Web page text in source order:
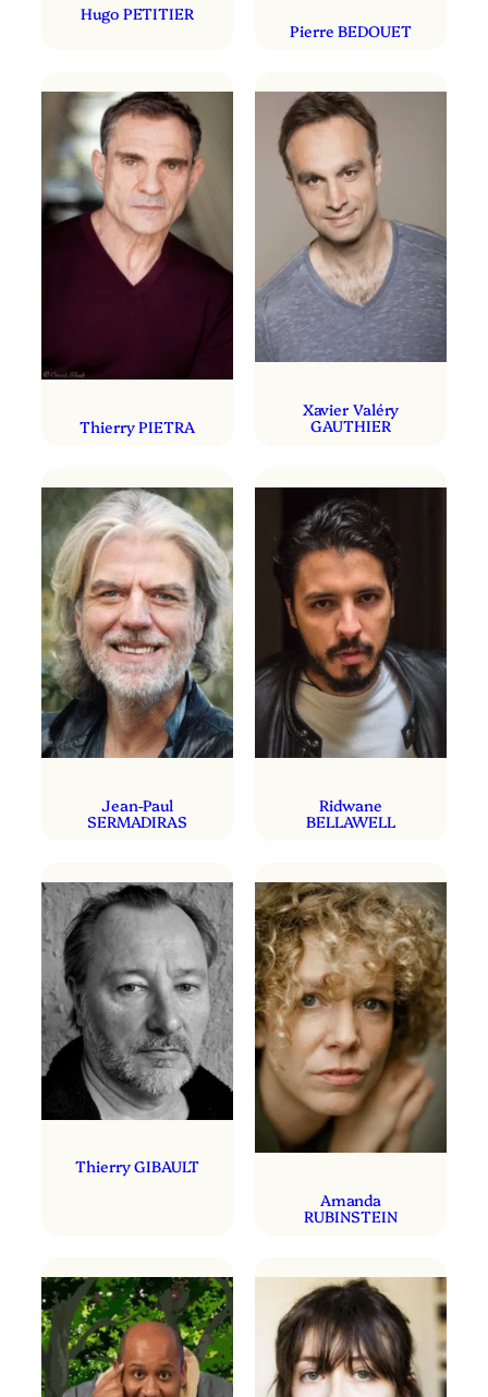
Hugo PETITIER
Pierre BEDOUET
Thierry PIETRA
Xavier Valéry
GAUTHIER
Jean-Paul
SERMADIRAS
Ridwane
BELLAWELL
Thierry GIBAULT
Amanda
RUBINSTEIN